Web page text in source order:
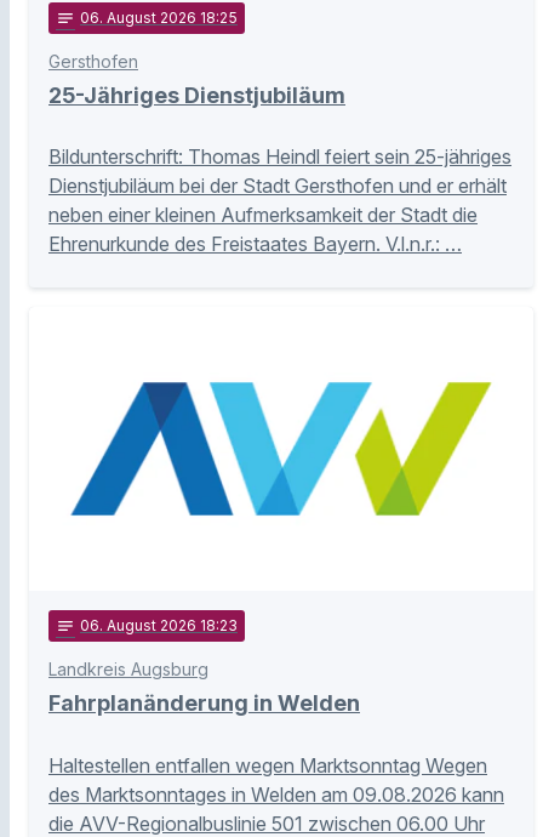
notes 06. August 2026 18:25
Gersthofen
25-Jähriges Dienstjubiläum
Bildunterschrift: Thomas Heindl feiert sein 25-jähriges
Dienstjubiläum bei der Stadt Gersthofen und er erhält
neben einer kleinen Aufmerksamkeit der Stadt die
Ehrenurkunde des Freistaates Bayern. V.l.n.r.: …
notes 06. August 2026 18:23
Landkreis Augsburg
Fahrplanänderung in Welden
Haltestellen entfallen wegen Marktsonntag Wegen
des Marktsonntages in Welden am 09.08.2026 kann
die AVV-Regionalbuslinie 501 zwischen 06.00 Uhr